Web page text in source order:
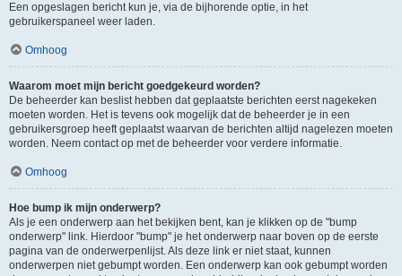
Een opgeslagen bericht kun je, via de bijhorende optie, in het
gebruikerspaneel weer laden.
Omhoog
Waarom moet mijn bericht goedgekeurd worden?
De beheerder kan beslist hebben dat geplaatste berichten eerst nagekeken
moeten worden. Het is tevens ook mogelijk dat de beheerder je in een
gebruikersgroep heeft geplaatst waarvan de berichten altijd nagelezen moeten
worden. Neem contact op met de beheerder voor verdere informatie.
Omhoog
Hoe bump ik mijn onderwerp?
Als je een onderwerp aan het bekijken bent, kan je klikken op de "bump
onderwerp" link. Hierdoor "bump" je het onderwerp naar boven op de eerste
pagina van de onderwerpenlijst. Als deze link er niet staat, kunnen
onderwerpen niet gebumpt worden. Een onderwerp kan ook gebumpt worden